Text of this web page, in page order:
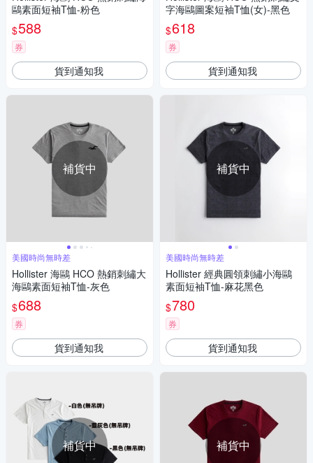
鷗素面短袖T恤-粉色
$588
券
貨到通知我
補貨中
美國時尚無時差
Hollister 海鷗 HCO 熱銷刺繡大
海鷗素面短袖T恤-灰色
$688
券
貨到通知我
補貨中
字海鷗圖案短袖T恤(女)-黑色
$618
券
貨到通知我
補貨中
美國時尚無時差
Hollister 經典圓領刺繡小海鷗
素面短袖T恤-麻花黑色
$780
券
貨到通知我
補貨中